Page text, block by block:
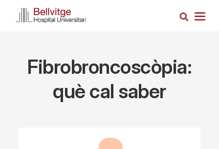
Search
Fibrobroncoscòpia:
què cal saber